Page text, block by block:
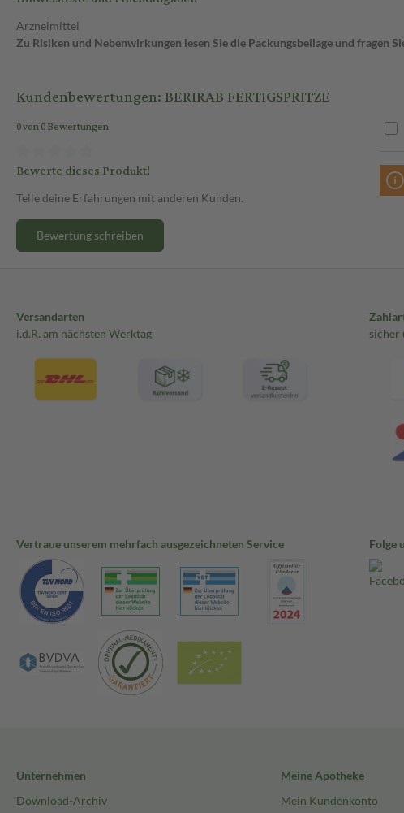
Arzneimittel
Zu Risiken und Nebenwirkungen lesen Sie die Packungsbeilage und fragen
Kundenbewertungen: BERIRAB FERTIGSPRITZE
0 von 0 Bewertungen
Bewerte dieses Produkt!
Teile deine Erfahrungen mit anderen Kunden.
Bewertung schreiben
Versandarten
i.d.R. am nächsten Werktag
sicher
Vertraue unserem mehrfach ausgezeichneten Service Folge
Unternehmen
Download-Archiv
Meine Apotheke
Mein Kundenkonto